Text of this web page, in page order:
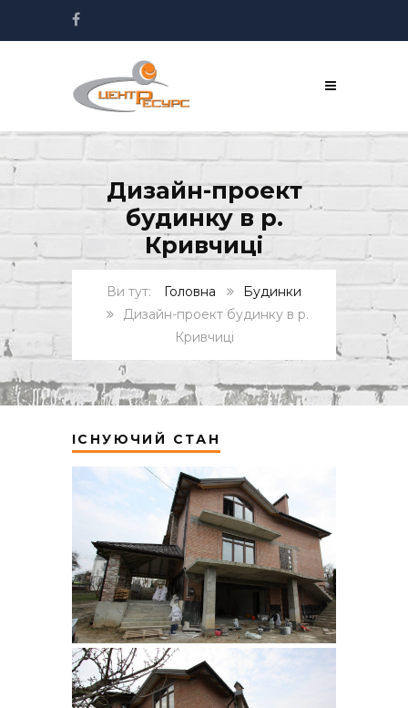
Дизайн-проект
будинку в р.
Кривчиці
Головна
Будинки
Дизайн-проект будинку в р.
Кривчиці
ІСНУЮЧИЙ СТАН